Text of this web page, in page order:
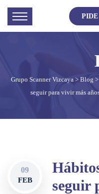
Grupo Scanner Vizcaya> Blog >
seguir para vivir más
09
FEB
seguir